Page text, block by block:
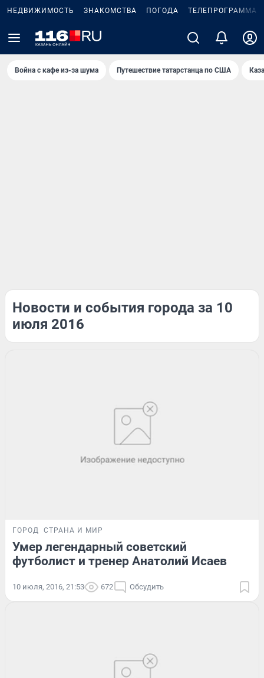
НЕДВИЖИМОСТЬ ЗНАКОМСТВА ПОГОДА ТЕЛЕПРОГРАММА
Война с кафе из-за шума Путешествие татарстанца по США
Новости и события города за 10
июля 2016
ГОРОД СТРАНА И МИР
Умер легендарный советский
футболист и тренер Анатолий Исаев
10 июля, 2016, 21:53 672 Обсудить